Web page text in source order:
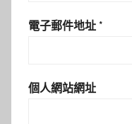
電子郵件地址 *
個人網站網址